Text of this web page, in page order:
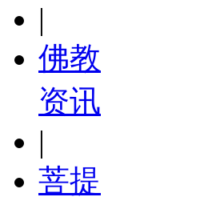
|
佛教
资讯
|
菩提